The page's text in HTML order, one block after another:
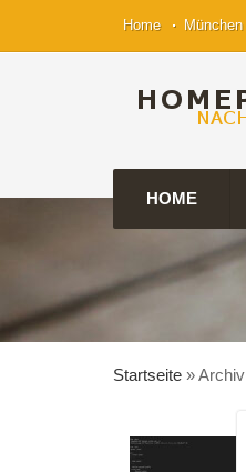
Home München
HOME
Startseite »Archiv